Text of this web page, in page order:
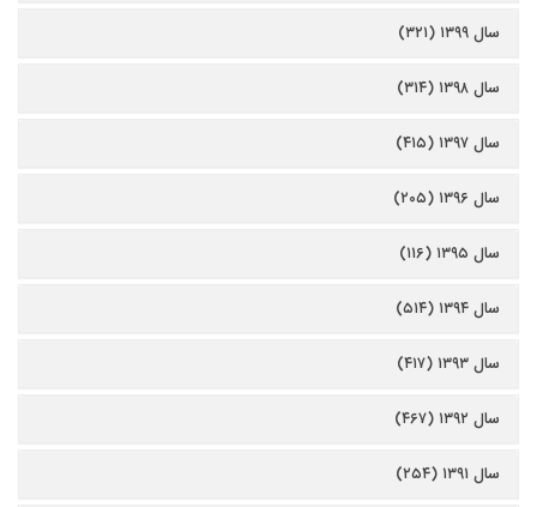
سال ۱۳۹۹ (۳۲۱)
سال ۱۳۹۸ (۳۱۴)
سال ۱۳۹۷ (۴۱۵)
سال ۱۳۹۶ (۲۰۵)
سال ۱۳۹۵ (۱۱۶)
سال ۱۳۹۴ (۵۱۴)
سال ۱۳۹۳ (۴۱۷)
سال ۱۳۹۲ (۴۶۷)
سال ۱۳۹۱ (۲۵۴)